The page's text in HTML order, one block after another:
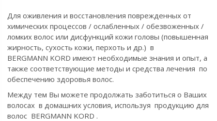
Для оживления и восстановления поврежденных от
химических процессов / ослабленных / обезвоженных /
ломких волос или дисфункций кожи головы (повышенная
жирность, сухость кожи, перхоть и др.) в
BERGMANN KORD имеют необходимые знания и опыт, а
также соответствующие методы и средства лечения по
обеспечению здоровья волос.
Между тем Вы можете продолжать заботиться о Ваших
волосах в домашних условия, используя продукцию для
волос BERGMANN KORD .